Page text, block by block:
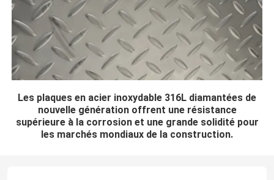
Les plaques en acier inoxydable 316L diamantées de
nouvelle génération offrent une résistance
supérieure à la corrosion et une grande solidité pour
les marchés mondiaux de la construction.